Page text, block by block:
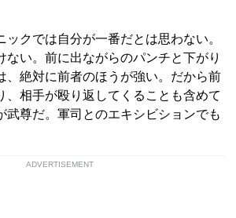
クでは自分が一番だとは思わない。
ない。前に出ながらのパンチと下がり
、絶対に前者のほうが強い。だから前
、相手が殴り返してくることも含めて
武尊だ。軍司とのエキシビションでも
ADVERTISEMENT